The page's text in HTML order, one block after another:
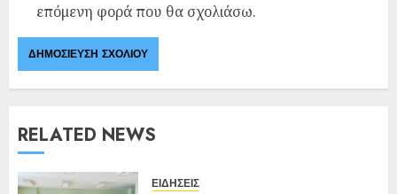
επόμενη φορά που θα σχολιάσω.
RELATED NEWS
ΕΙΔΗΣΕΙΣ